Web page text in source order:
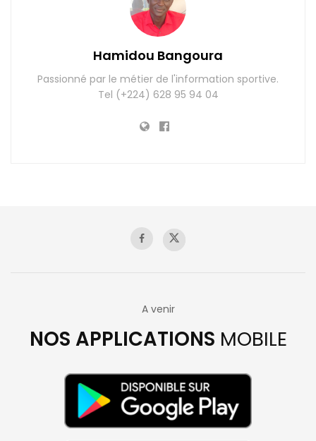
Hamidou Bangoura
Passionné par le métier de l'information sportive.
Tel (+224) 628 95 94 04
A venir
NOS APPLICATIONS MOBILE